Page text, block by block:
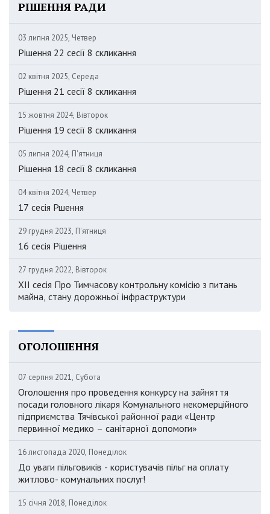
РІШЕННЯ РАДИ
03 липня 2025, Четвер
Рішення 22 сесії 8 скликання
02 квітня 2025, Середа
Рішення 21 сесії 8 скликання
15 жовтня 2024, Вівторок
Рішення 19 сесії 8 скликання
05 липня 2024, П'ятниця
Рішення 18 сесії 8 скликання
04 квітня 2024, Четвер
17 сесія Ршення
29 грудня 2023, П'ятниця
16 сесія Рішення
27 грудня 2022, Вівторок
XII сесія Про Тимчасову контрольну комісію з питань
майна, стану дорожньої інфраструктури
ОГОЛОШЕННЯ
07 серпня 2021, Субота
Оголошення про проведення конкурсу на зайняття
посади головного лікаря Комунального некомерційного
підприємства Тячівської районної ради «Центр
первинної медико – санітарної допомоги»
16 листопада 2020, Понеділок
До уваги пільговиків - користувачів пільг на оплату
житлово- комунальних послуг!
15 січня 2018, Понеділок